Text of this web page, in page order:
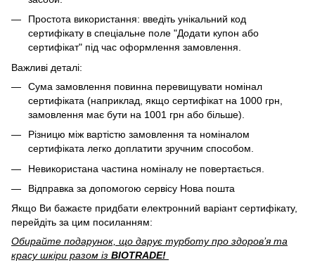
Простота використання: введіть унікальний код
сертифікату в спеціальне поле "Додати купон або
сертифікат" під час оформлення замовлення.
Важливі деталі:
Сума замовлення повинна перевищувати номінал
сертифіката (наприклад, якщо сертифікат на 1000 грн,
замовлення має бути на 1001 грн або більше).
Різницю між вартістю замовлення та номіналом
сертифіката легко доплатити зручним способом.
Невикористана частина номіналу не повертається.
Відправка за допомогою сервісу Нова пошта
Якщо Ви бажаєте придбати електронний варіант сертифікату,
перейдіть за цим посиланням:
Обирайте подарунок, що дарує турботу про здоров’я та
красу шкіри разом із BIOTRADE!